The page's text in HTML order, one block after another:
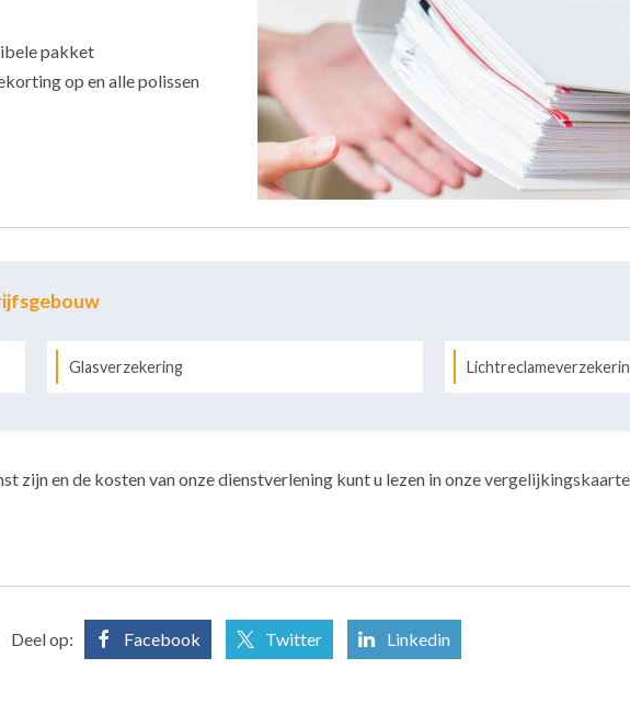
pakket
op en alle polissen
Glasverzekering
zijn en de kosten van onze dienstverlening kunt u lezen in onze
Deel op: Facebook Twitter Linkedin